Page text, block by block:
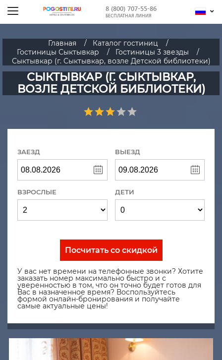
8 (800) 707-55-86
БЕСПЛАТНАЯ ЛИНИЯ
Главная
Каталог гостиниц
Гостиницы Сыктывкар
Гостиницы 3 звезды
Сыктывкар (г. Сыктывкар, возле Детской библиотеки)
СЫКТЫВКАР (Г. СЫКТЫВКАР,
ВОЗЛЕ ДЕТСКОЙ БИБЛИОТЕКИ)
ЗАЕЗД ВЫЕЗД
ВЗРОСЛЫЕ ДЕТИ
Посчитать со скидкой
У вас нет времени на телефонные звонки? Хотите
заказать номер максимально быстро и с
уверенностью в том, что он точно будет готов для
Вас в назначенное время? Воспользуйтесь
формой онлайн-бронирования и получайте
самые актуальные цены!